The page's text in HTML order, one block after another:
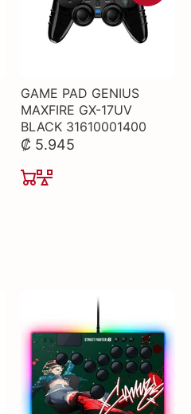
GAME PAD GENIUS
MAXFIRE GX-17UV
BLACK 31610001400
₡ 5.945